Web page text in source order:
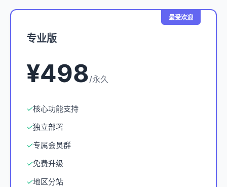
最受欢迎
专业版
¥498/永久
✓核心功能支持
✓独立部署
✓专属会员群
✓免费升级
✓地区分站